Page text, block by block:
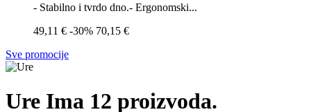
- Stabilno i tvrdo dno.- Ergonomski...
49,11 € -30% 70,15 €
Sve promocije
Ure Ima 12 proizvoda.